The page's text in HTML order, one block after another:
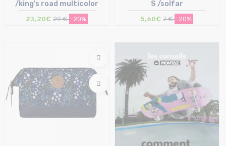
/king's road multicolor
23,20€ 29 € -20%
S /solfar
5,60€ 7 € -20%